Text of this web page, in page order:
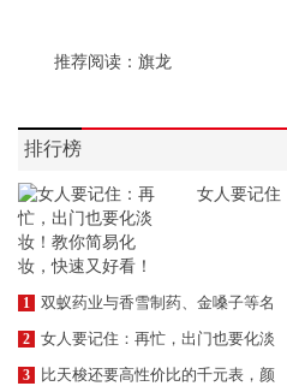
推荐阅读： 旗龙
排行榜
女人要记住
1 双蚁药业与香雪制药、金嗓子等名
2 女人要记住：再忙，出门也要化淡
3 比天梭还要高性价比的千元表，颜